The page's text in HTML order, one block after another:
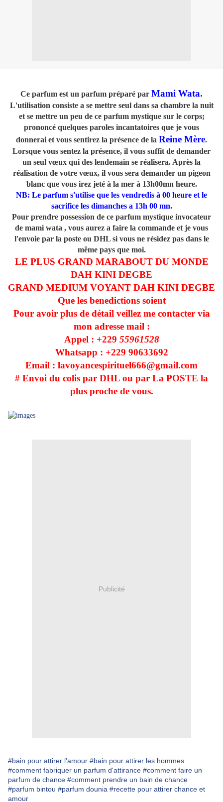
Ce parfum est un parfum préparé par Mami Wata.
L'utilisation consiste a se mettre seul dans sa chambre la nuit
et se mettre un peu de ce parfum mystique sur le corps;
prononcé quelques paroles incantatoires que je vous
donnerai et vous sentirez la présence de la Reine Mère.
Lorsque vous sentez la présence, il vous suffit de demander
un seul vœux qui des lendemain se réalisera. Après la
réalisation de votre vœux, il vous sera demander un pigeon
blanc que vous irez jeté à la mer à 13h00mn heure.
NB: Le parfum s'utilise que les vendredis à 00 heure et le
sacrifice les dimanches a 13h 00 mn.
Pour prendre possession de ce parfum mystique invocateur
de mami wata , vous aurez a faire la commande et je vous
l'envoie par la poste ou DHL si vous ne résidez pas dans le
même pays que moi.
LE PLUS GRAND MARABOUT DU MONDE
DAH KINI DEGBE
GRAND MEDIUM VOYANT DAH KINI DEGBE
Que les benedictions soient
Pour avoir plus de détail veillez me contacter via
mon adresse mail :
Appel : +229 55961528
Whatsapp : +229 90633692
Email : lavoyancespirituel666@gmail.com
# Envoi du colis par DHL ou par La POSTE la
plus proche de vous.
Publicité
#bain pour attirer l'amour #bain pour attirer les hommes
#comment fabriquer un parfum d'attirance #comment faire un
parfum de chance #comment prendre un bain de chance
#parfum bintou #parfum dounia #recette pour attirer chance et
amour